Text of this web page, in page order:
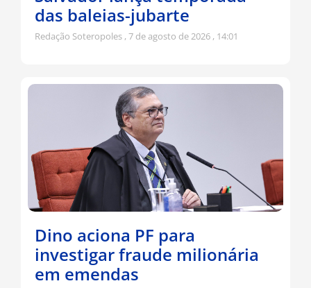
das baleias-jubarte
Redação Soteropoles 7 de agosto de 2026 14:01
Dino aciona PF para
investigar fraude milionária
em emendas